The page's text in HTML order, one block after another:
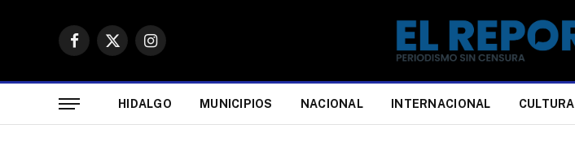
Facebook
X
Instagram
HIDALGO MUNICIPIOS NACIONAL INTERNACIONAL CULTURA